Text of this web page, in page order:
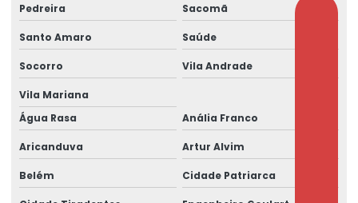
Pedreira Sacomã
Santo Amaro Saúde
Socorro Vila Andrade
Vila Mariana
Água Rasa
Anália Franco
Aricanduva Artur Alvim
Belém Cidade Patriarca